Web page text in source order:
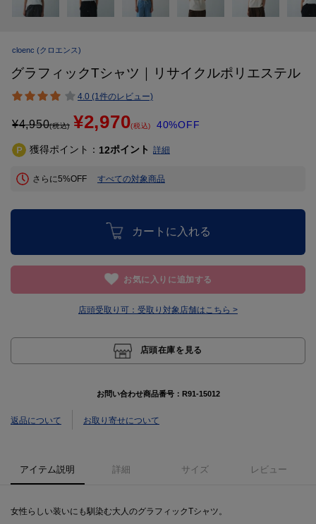
cloenc (クロエンス)
グラフィックTシャツ｜リサイクルポリエステル
4.0 (1件のレビュー)
¥4,950(税込) ¥2,970(税込) 40%OFF
獲得ポイント： 12ポイント 詳細
さらに5%OFF すべての対象商品
カートに入れる
お気に入りに追加する
店頭受取り可： 受取り対象店舗はこちら >
店頭在庫を見る
お問い合わせ商品番号： R91-15012
返品について お取り寄せについて
アイテム説明 詳細 サイズ レビュー
女性らしい装いにも馴染む大人のグラフィックTシャツ。